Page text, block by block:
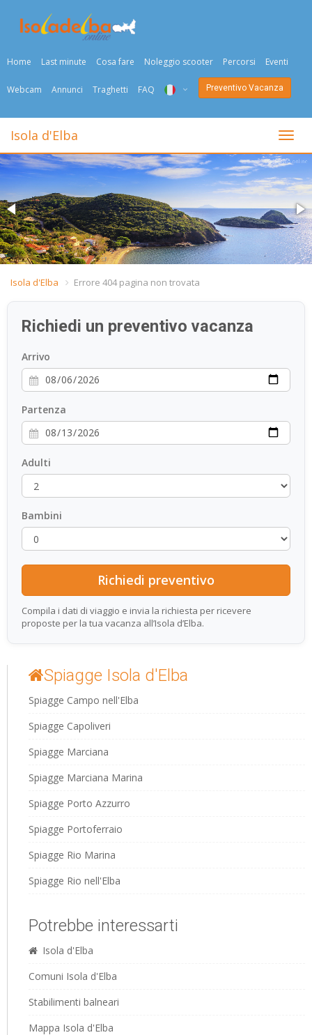
Home Last minute Cosa fare Noleggio scooter Percorsi Eventi
Webcam Annunci Traghetti FAQ
ENG
DEU
NED
FRA
DAN
ESP
Preventivo Vacanza
Togli
Isola d'Elba
Isola d'Elba Errore 404 pagina non trovata
Richiedi un preventivo vacanza
Arrivo
Partenza
Adulti
Bambini
Compila i dati di viaggio e invia la richiesta per ricevere
proposte per la tua vacanza all’Isola d’Elba.
Spiagge Isola d'Elba
Spiagge Campo nell'Elba
Spiagge Capoliveri
Spiagge Marciana
Spiagge Marciana Marina
Spiagge Porto Azzurro
Spiagge Portoferraio
Spiagge Rio Marina
Spiagge Rio nell'Elba
Potrebbe interessarti
Isola d'Elba
Comuni Isola d'Elba
Stabilimenti balneari
Mappa Isola d'Elba